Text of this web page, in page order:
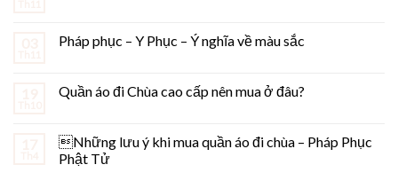
Pháp phục – Y Phục – Ý nghĩa về màu sắc
Quần áo đi Chùa cao cấp nên mua ở đâu?
Những lưu ý khi mua quần áo đi chùa – Pháp Phục
Phật Tử